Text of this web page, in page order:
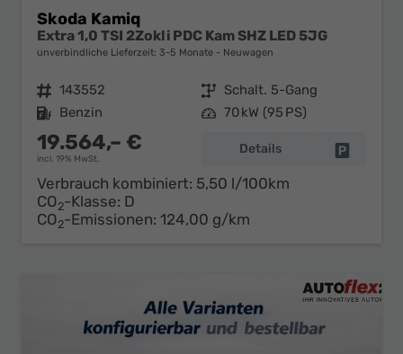
Skoda Kamiq
Extra 1,0 TSI 2Zokli PDC Kam SHZ LED 5JG
unverbindliche Lieferzeit: 3-5 Monate Neuwagen
Fahrzeugnr. 143552 Getriebe Schalt. 5-Gang
Kraftstoff Benzin Leistung 70 kW (95 PS)
19.564,– €
incl. 19% MwSt.
Details
Verbrauch kombiniert: 5,50 l/100km
CO2-Klasse: D
CO2-Emissionen: 124,00 g/km